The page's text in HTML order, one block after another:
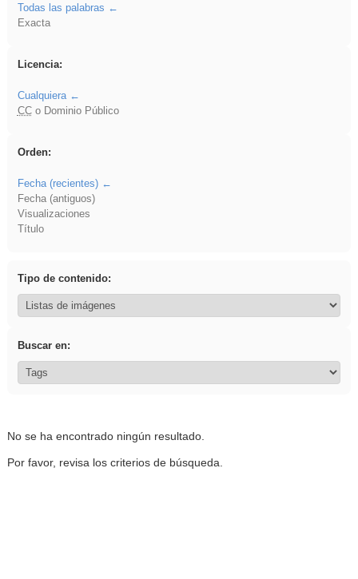
Todas las palabras
Exacta
Licencia:
Cualquiera
CCo Dominio Público
Orden:
Fecha (recientes)
Fecha (antiguos)
Visualizaciones
Título
Tipo de contenido:
Buscar en:
No se ha encontrado ningún resultado.
Por favor, revisa los criterios de búsqueda.